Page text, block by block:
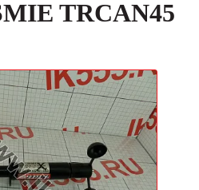
TRCAN45